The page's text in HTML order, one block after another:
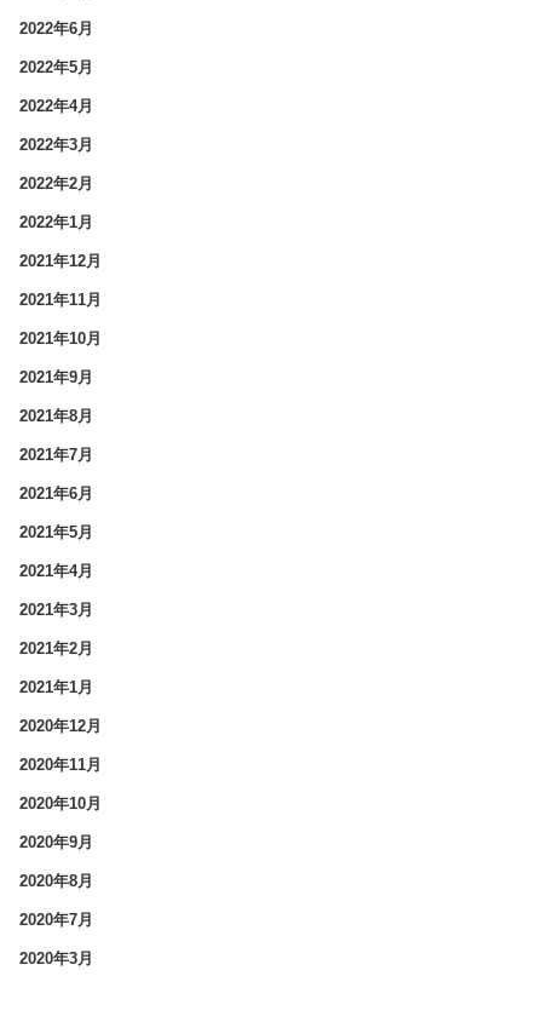
2022年6月
2022年5月
2022年4月
2022年3月
2022年2月
2022年1月
2021年12月
2021年11月
2021年10月
2021年9月
2021年8月
2021年7月
2021年6月
2021年5月
2021年4月
2021年3月
2021年2月
2021年1月
2020年12月
2020年11月
2020年10月
2020年9月
2020年8月
2020年7月
2020年3月